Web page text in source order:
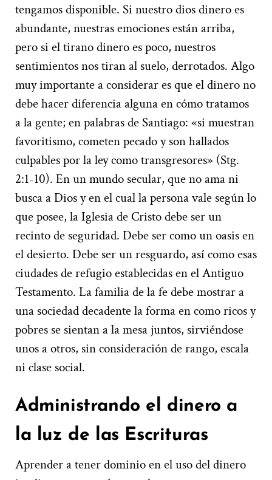
tengamos disponible. Si nuestro dios dinero es
abundante, nuestras emociones están arriba,
pero si el tirano dinero es poco, nuestros
sentimientos nos tiran al suelo, derrotados. Algo
muy importante a considerar es que el dinero no
debe hacer diferencia alguna en cómo tratamos
a la gente; en palabras de Santiago: «si muestran
favoritismo, cometen pecado y son hallados
culpables por la ley como transgresores» (Stg.
2:1-10). En un mundo secular, que no ama ni
busca a Dios y en el cual la persona vale según lo
que posee, la Iglesia de Cristo debe ser un
recinto de seguridad. Debe ser como un oasis en
el desierto. Debe ser un resguardo, así como esas
ciudades de refugio establecidas en el Antiguo
Testamento. La familia de la fe debe mostrar a
una sociedad decadente la forma en como ricos y
pobres se sientan a la mesa juntos, sirviéndose
unos a otros, sin consideración de rango, escala
ni clase social.
Administrando el dinero a
la luz de las Escrituras
Aprender a tener dominio en el uso del dinero